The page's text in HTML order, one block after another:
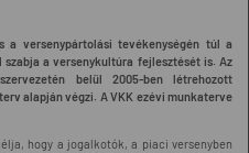
a versenypártolási tevékenységén túl a
szabja a versenykultúra fejlesztését is. Az
belül 2005-ben létrehozott
alapján végzi. A VKK ezévi munkaterve
hogy a jogalkotók, a piaci versenyben